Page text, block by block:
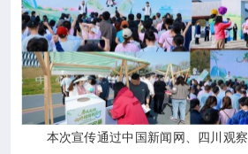
本次宣传通过中国新闻网、四川观